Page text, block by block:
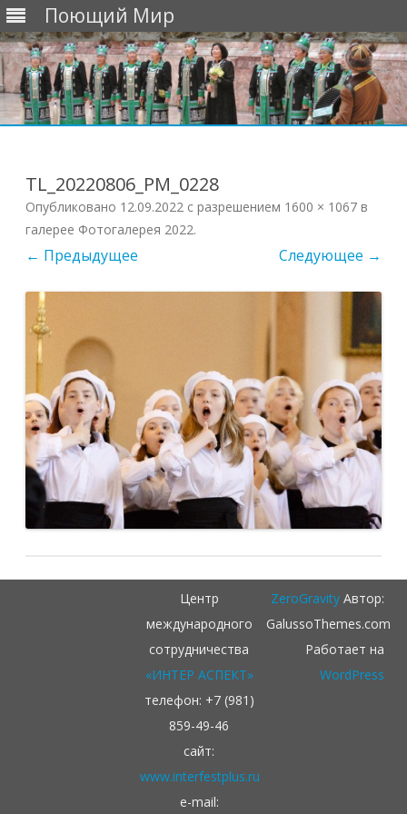
Поющий Мир
TL_20220806_PM_0228
Опубликовано 12.09.2022 с разрешением 1600 × 1067 в
галерее Фотогалерея 2022.
← Предыдущее Следующее →
Центр
международного
сотрудничества
«ИНТЕР АСПЕКТ»
телефон: +7 (981)
859-49-46
сайт:
www.interfestplus.ru
e-mail:
ZeroGravityАвтор:
GalussoThemes.com
Работает на
WordPress